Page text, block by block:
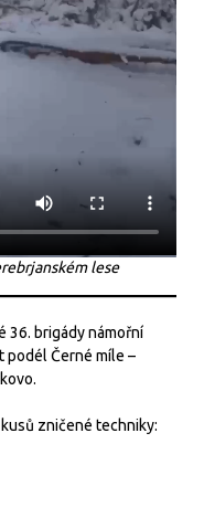
lese
36. brigády námořní
podél Černé míle –
zničené techniky: